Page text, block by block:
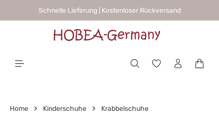
springenSchnelle Lieferung | Kostenloser Rückversand
Home Kinderschuhe Krabbelschuhe